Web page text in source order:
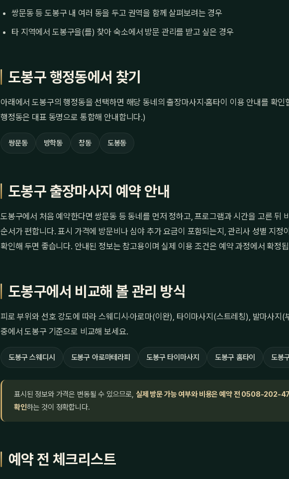
쌍문동 등 도봉구 내 여러 동을 두고 권역을 함께 살펴보려는 경우
타 지역에서 도봉구을(를) 찾아 숙소에서 방문 관리를 받고 싶은 경우
도봉구 행정동에서 찾기
아래에서 도봉구의 행정동을 선택하면 해당 동네의 출장마사지·홈타이 이용 안내를 확인
행정동은 대표 동명으로 통합해 안내합니다.)
쌍문동 방학동 창동 도봉동
도봉구 출장마사지 예약 안내
도봉구에서 처음 예약한다면 쌍문동 등 동네를 먼저 정하고, 프로그램과 시간을 고른 뒤
순서가 편합니다. 표시 가격에 방문비나 심야 추가 요금이 포함되는지, 관리사 성별 지정
확인해 두면 좋습니다. 안내된 정보는 참고용이며 실제 이용 조건은 예약 과정에서 확정
도봉구에서 비교해 볼 관리 방식
피로 부위와 선호 강도에 따라 스웨디시·아로마(이완), 타이마사지(스트레칭), 발마사지(
중에서 도봉구 기준으로 비교해 보세요.
도봉구 스웨디시 도봉구 아로마테라피 도봉구 타이마사지 도봉구 홈타이 도봉
표시된 정보와 가격은 변동될 수 있으므로, 실제 방문 가능 여부와 비용은 예약 전 0508-202-
확인하는 것이 정확합니다.
예약 전 체크리스트